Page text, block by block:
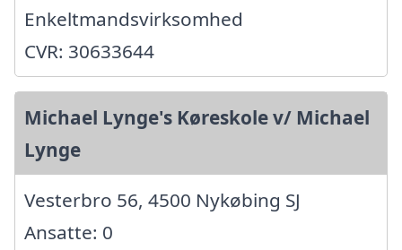
Enkeltmandsvirksomhed
CVR: 30633644
Michael Lynge's Køreskole v/ Michael
Lynge
Vesterbro 56, 4500 Nykøbing SJ
Ansatte: 0